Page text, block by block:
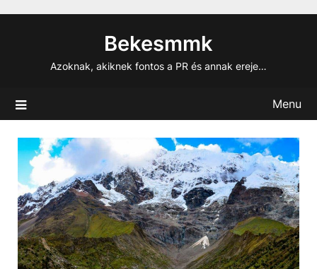
Bekesmmk
Azoknak, akiknek fontos a PR és annak ereje…
Menu